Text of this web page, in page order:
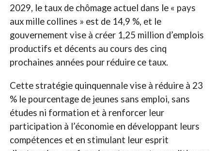
2029, le taux de chômage actuel dans le « pays
aux mille collines » est de 14,9 %, et le
gouvernement vise à créer 1,25 million d’emplois
productifs et décents au cours des cinq
prochaines années pour réduire ce taux.
Cette stratégie quinquennale vise à réduire à 23
% le pourcentage de jeunes sans emploi, sans
études ni formation et à renforcer leur
participation à l’économie en développant leurs
compétences et en stimulant leur esprit